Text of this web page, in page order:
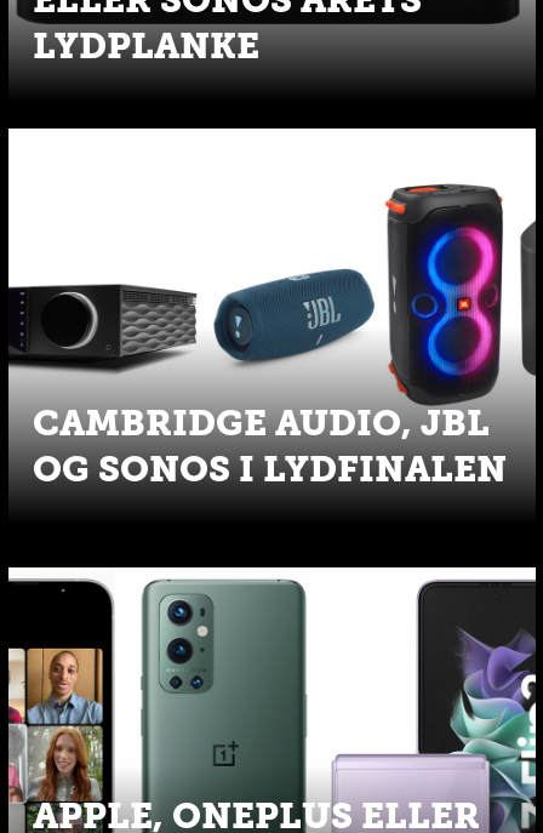
LYDPLANKE
CAMBRIDGE AUDIO, JBL
OG SONOS I LYDFINALEN
APPLE, ONEPLUS ELLER